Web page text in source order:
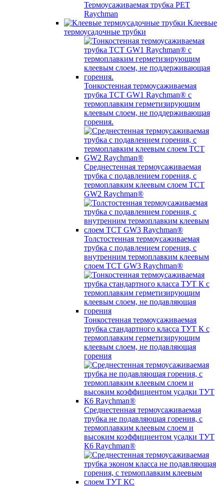
Термоусаживаемая трубка PET
Raychman
Клеевые
термоусадочные трубки
Тонкостенная термоусаживаемая
трубка TCT GW1 Raychman® с
термоплавким герметизирующим
клеевым слоем, не поддерживающая
горения.
Среднестенная термоусаживаемая
трубка c подавлением горения, с
термоплавким клеевым слоем TCT
GW2 Raychman®
Толстостенная термоусаживаемая
трубка c подавлением горения, с
внутренним термоплавким клеевым
слоем TCT GW3 Raychman®
Тонкостенная термоусаживаемая
трубка стандартного класса ТУТ К с
термоплавким герметизирующим
клеевым слоем, не подавляющая
горения
Среднестенная термоусаживаемая
трубка не подавляющая горения, с
термоплавким клеевым слоем и
высоким коэффициентом усадки ТУТ
К6 Raychman®